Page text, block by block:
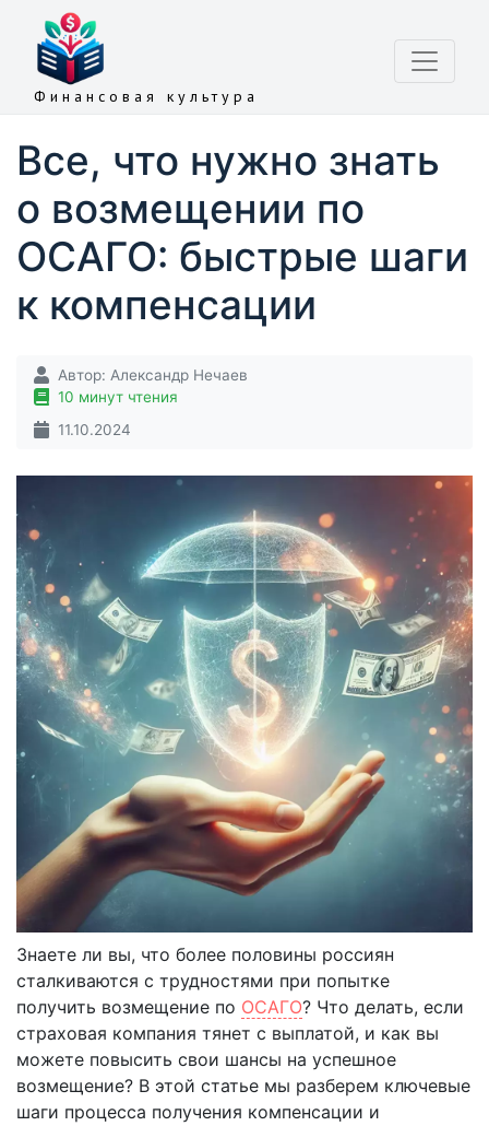
Финансовая культура
Все, что нужно знать
о возмещении по
ОСАГО: быстрые шаги
к компенсации
Автор: Александр Нечаев
10 минут чтения
11.10.2024
Знаете ли вы, что более половины россиян
сталкиваются с трудностями при попытке
получить возмещение по ОСАГО? Что делать, если
страховая компания тянет с выплатой, и как вы
можете повысить свои шансы на успешное
возмещение? В этой статье мы разберем ключевые
шаги процесса получения компенсации и